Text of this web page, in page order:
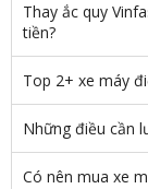
Thay ắc quy
tiền?
Top 2+ xe máy
Những điều cần
Có nên mua xe